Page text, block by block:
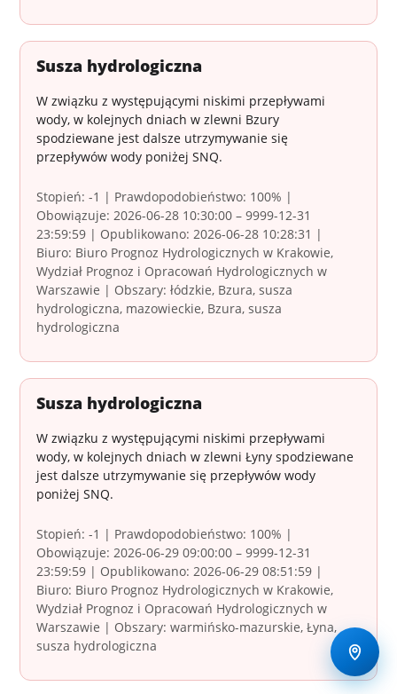
Susza hydrologiczna
W związku z występującymi niskimi przepływami
wody, w kolejnych dniach w zlewni Bzury
spodziewane jest dalsze utrzymywanie się
przepływów wody poniżej SNQ.
Stopień: -1 | Prawdopodobieństwo: 100% |
Obowiązuje: 2026-06-28 10:30:00 – 9999-12-31
23:59:59 | Opublikowano: 2026-06-28 10:28:31 |
Biuro: Biuro Prognoz Hydrologicznych w Krakowie,
Wydział Prognoz i Opracowań Hydrologicznych w
Warszawie | Obszary: łódzkie, Bzura, susza
hydrologiczna, mazowieckie, Bzura, susza
hydrologiczna
Susza hydrologiczna
W związku z występującymi niskimi przepływami
wody, w kolejnych dniach w zlewni Łyny spodziewane
jest dalsze utrzymywanie się przepływów wody
poniżej SNQ.
Stopień: -1 | Prawdopodobieństwo: 100% |
Obowiązuje: 2026-06-29 09:00:00 – 9999-12-31
23:59:59 | Opublikowano: 2026-06-29 08:51:59 |
Biuro: Biuro Prognoz Hydrologicznych w Krakowie,
Wydział Prognoz i Opracowań Hydrologicznych w
Warszawie | Obszary: warmińsko-mazurskie, Łyna,
susza hydrologiczna